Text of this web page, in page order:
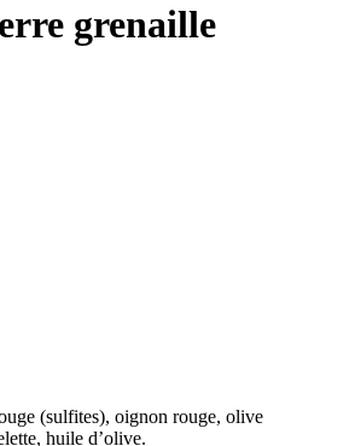
grenaille
(sulfites), oignon rouge, olive
huile d’olive.